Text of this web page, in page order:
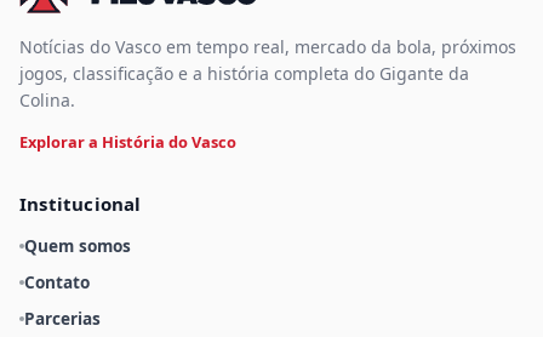
Notícias do Vasco em tempo real, mercado da bola, próximos
jogos, classificação e a história completa do Gigante da
Colina.
Explorar a História do Vasco
Institucional
Quem somos
Contato
Parcerias